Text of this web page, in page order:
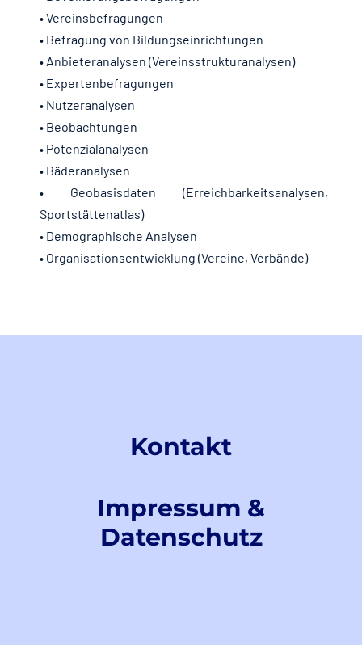
Sportatlas & Service
Stimmen zum ISE
Leistungen / Module
Der Beirat
Kontakt
Downloads
• Vereinsbefragungen
• Befragung von Bildungseinrichtungen
• Anbieteranalysen (Vereinsstrukturanalysen)
• Expertenbefragungen
• Nutzeranalysen
• Beobachtungen
• Potenzialanalysen
• Bäderanalysen
• Geobasisdaten (Erreichbarkeitsanalysen,
Sportstättenatlas)
• Demographische Analysen
• Organisationsentwicklung (Vereine, Verbände)
Kontakt
Impressum &
Datenschutz